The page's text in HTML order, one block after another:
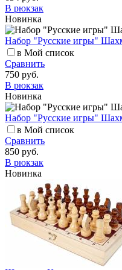
В рюкзак
Новинка
Набор "Русские игры"
в Мой список
Сравнить
750 руб.
В рюкзак
Новинка
Набор "Русские игры"
в Мой список
Сравнить
850 руб.
В рюкзак
Новинка